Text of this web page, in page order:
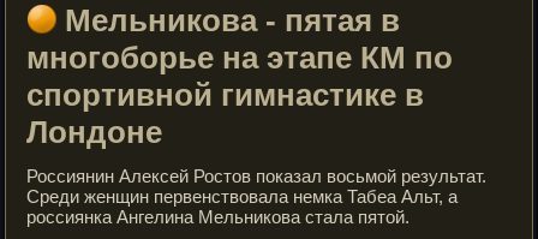
Мельникова - пятая в
многоборье на этапе КМ по
спортивной гимнастике в
Лондоне
Россиянин Алексей Ростов показал восьмой результат.
Среди женщин первенствовала немка Табеа Альт, а
россиянка Ангелина Мельникова стала пятой.